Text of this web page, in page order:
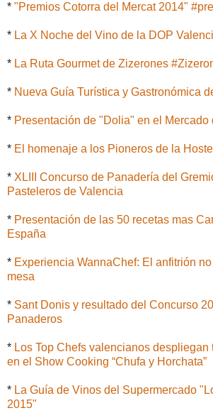
* "Premios Cotorra del Mercat 2014"
* La X Noche del Vino de la DOP
* La Ruta Gourmet de Zizerones
* Nueva Guía Turística y Gastronómica
* Presentación de "Dolia" en el Mercado
* El homenaje a los Pioneros de la
* XLIII Concurso de Panadería del
Pasteleros de Valencia
* Presentación de las 50 recetas mas
España
* Experiencia WannaChef: El anfitrión
mesa
* Sant Donis y resultado del Concurso
Panaderos
* Los Top Chefs valencianos despliegan
en el Show Cooking “Chufa y Horchata”
* La Guía de Vinos del Supermercado
2015"